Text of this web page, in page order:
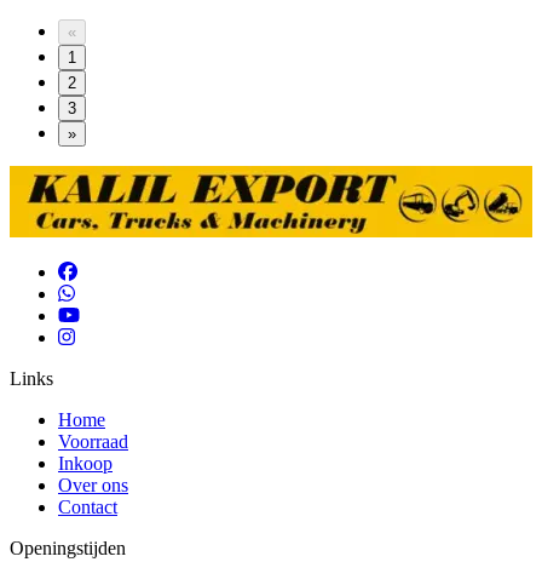
«
1
2
3
»
Links
Home
Voorraad
Inkoop
Over ons
Contact
Openingstijden